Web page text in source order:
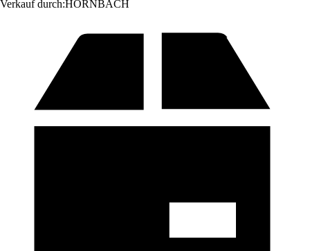
Verkauf durch:HORNBACH